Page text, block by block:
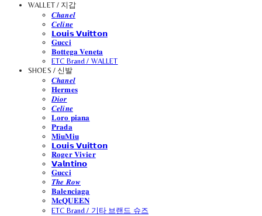
WALLET / 지갑
𝑪𝒉𝒂𝒏𝒆𝒍
𝑪𝒆𝒍𝒊𝒏𝒆
𝗟𝗼𝘂𝗶𝘀 𝗩𝘂𝗶𝘁𝘁𝗼𝗻
𝐆𝐮𝐜𝐜𝐢
𝐁𝐨𝐭𝐭𝐞𝐠𝐚 𝐕𝐞𝐧𝐞𝐭𝐚
ETC Brand / WALLET
SHOES / 신발
𝑪𝒉𝒂𝒏𝒆𝒍
𝐇𝐞𝐫𝐦𝐞𝐬
𝑫𝒊𝒐𝒓
𝑪𝒆𝒍𝒊𝒏𝒆
𝐋𝐨𝐫𝐨 𝐩𝐢𝐚𝐧𝐚
𝐏𝐫𝐚𝐝𝐚
𝐌𝐢𝐮𝐌𝐢𝐮
𝗟𝗼𝘂𝗶𝘀 𝗩𝘂𝗶𝘁𝘁𝗼𝗻
𝐑𝐨𝐠𝐞𝐫 𝐕𝐢𝐯𝐢𝐞𝐫
𝗩𝗮𝗹𝗻𝘁𝗶𝗻𝗼
𝐆𝐮𝐜𝐜𝐢
𝑻𝒉𝒆 𝑹𝒐𝒘
𝐁𝐚𝐥𝐞𝐧𝐜𝐢𝐚𝐠𝐚
𝐌𝐜𝐐𝐔𝐄𝐄𝐍
ETC Brand / 기타 브랜드 슈즈